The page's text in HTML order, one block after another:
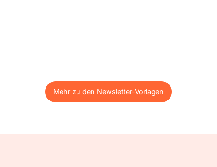
Mehr zu den Newsletter-Vorlagen
Mehr zu den Newsletter-Vorlagen